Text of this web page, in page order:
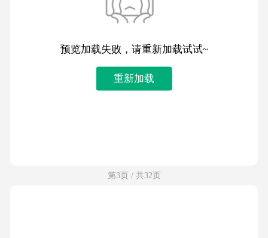
预览加载失败，请重新加载试试~
重新加载
第3页 / 共32页